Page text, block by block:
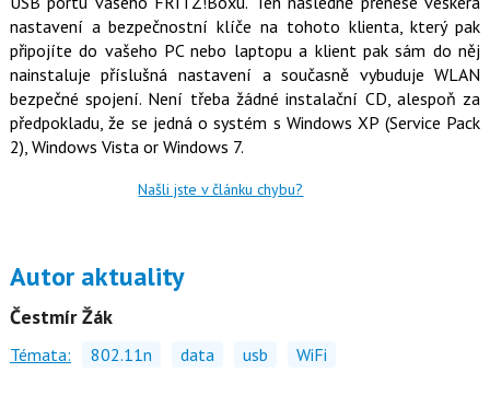
nastavení a bezpečnostní klíče na tohoto klienta, který pak
připojíte do vašeho PC nebo laptopu a klient pak sám do něj
nainstaluje příslušná nastavení a současně vybuduje WLAN
bezpečné spojení. Není třeba žádné instalační CD, alespoň za
předpokladu, že se jedná o systém s Windows XP (Service Pack
2), Windows Vista or Windows 7.
Našli jste v článku chybu?
Autor aktuality
Čestmír Žák
Témata: 802.11n data usb WiFi